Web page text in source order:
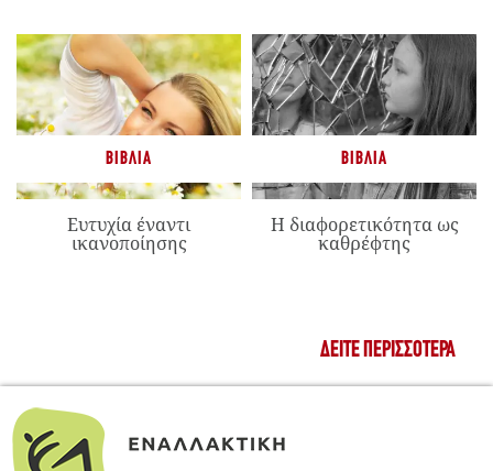
ΒΙΒΛΊΑ
Ευτυχία έναντι
ικανοποίησης
ΒΙΒΛΊΑ
Η διαφορετικότητα ως
καθρέφτης
ΔΕΊΤΕ ΠΕΡΙΣΣΌΤΕΡΑ